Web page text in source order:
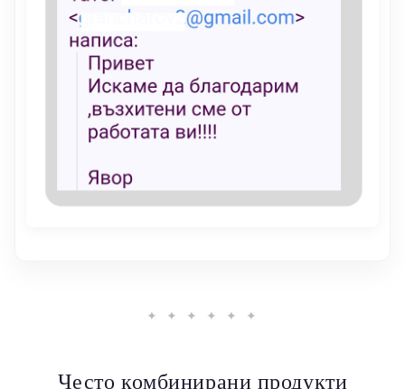
✦ ✦ ✦ ✦ ✦ ✦
Често комбинирани продукти